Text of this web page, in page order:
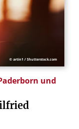
© artin1 / Shutterstock.com
und